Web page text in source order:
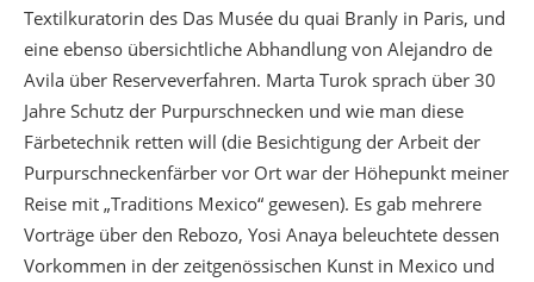
Textilkuratorin des Das Musée du quai Branly in Paris, und
eine ebenso übersichtliche Abhandlung von Alejandro de
Avila über Reserveverfahren. Marta Turok sprach über 30
Jahre Schutz der Purpurschnecken und wie man diese
Färbetechnik retten will (die Besichtigung der Arbeit der
Purpurschneckenfärber vor Ort war der Höhepunkt meiner
Reise mit „Traditions Mexico“ gewesen). Es gab mehrere
Vorträge über den Rebozo, Yosi Anaya beleuchtete dessen
Vorkommen in der zeitgenössischen Kunst in Mexico und